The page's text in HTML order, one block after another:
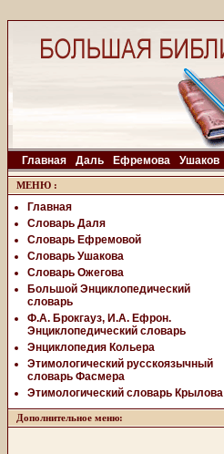
Главная Даль Ефремова Ушаков
МЕНЮ :
Главная
Словарь Даля
Словарь Ефремовой
Словарь Ушакова
Словарь Ожегова
Большой Энциклопедический
словарь
Ф.А. Брокгауз, И.А. Ефрон.
Энциклопедический словарь
Энциклопедия Кольера
Этимологический русскоязычный
словарь Фасмера
Этимологический словарь Крылова
Дополнительное меню: